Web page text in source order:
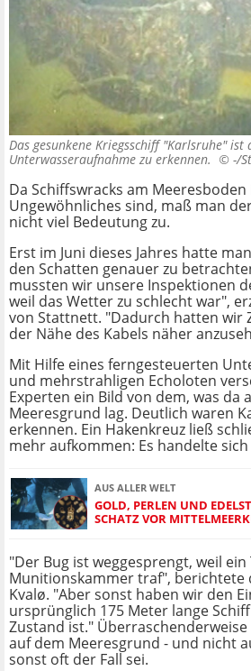
Das gesunkene Kriegsschiff "Karlsruhe" ist
Unterwasseraufnahme zu erkennen. © -/
Da Schiffswracks am
Ungewöhnliches sind, maß man
nicht viel Bedeutung zu.
Erst im Juni dieses Jahres hatte
den Schatten genauer zu
mussten wir unsere Inspektionen
weil das Wetter zu schlecht war",
von Stattnett. "Dadurch hatten wir
der Nähe des Kabels näher
Mit Hilfe eines ferngesteuerten
und mehrstrahligen Echoloten
Experten ein Bild von dem, was da
Meeresgrund lag. Deutlich waren
erkennen. Ein Hakenkreuz ließ
mehr aufkommen: Es handelte
AUS ALLER WELT
GOLD, PERLEN UND
SCHATZ VOR
"Der Bug ist weggesprengt, weil
Munitionskammer traf", berichtete
Kvalø. "Aber sonst haben wir den
ursprünglich 175 Meter lange
Zustand ist."
auf dem Meeresgrund - und nicht
sonst oft der Fall sei.